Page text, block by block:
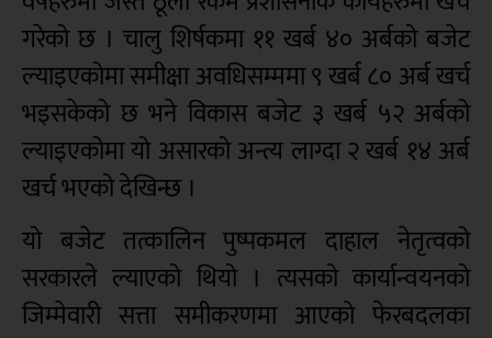
गरेको छ । चालु शिर्षकमा ११ खर्ब ४० अर्बको बजेट
ल्याइएकोमा समीक्षा अवधिसम्ममा ९ खर्ब ८० अर्ब खर्च
भइसकेको छ भने विकास बजेट ३ खर्ब ५२ अर्बको
ल्याइएकोमा यो असारको अन्त्य लाग्दा २ खर्ब १४ अर्ब
खर्च भएको देखिन्छ ।
यो बजेट तत्कालिन पुष्पकमल दाहाल नेतृत्वको
सरकारले ल्याएको थियो । त्यसको कार्यान्वयनको
जिम्मेवारी सत्ता समीकरणमा आएको फेरबदलका